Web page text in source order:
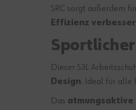
SRC sorgt außerdem
Effizienz
Dieser S3L
Design. Ideal für alle
Das